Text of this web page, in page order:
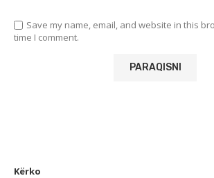
Save my name, email, and website in this
time I comment.
Kërko